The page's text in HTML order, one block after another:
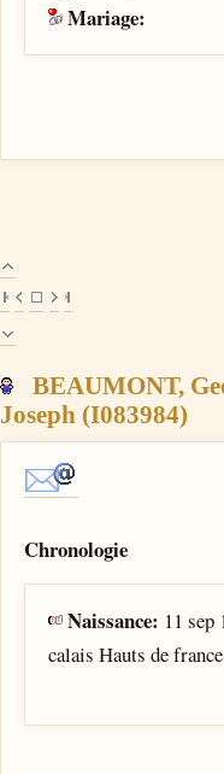
Mariage:
BEAUMONT,
Joseph (I083984)
Chronologie
Naissance: 11
calais Hauts de